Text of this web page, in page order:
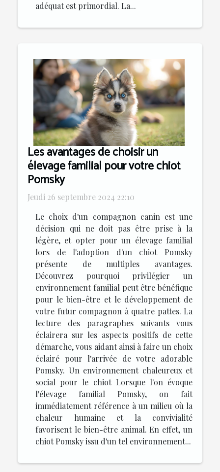
adéquat est primordial. La...
Les avantages de choisir un
élevage familial pour votre chiot
Pomsky
Jeudi 26 septembre 2024 22:10
Le choix d'un compagnon canin est une
décision qui ne doit pas être prise à la
légère, et opter pour un élevage familial
lors de l'adoption d'un chiot Pomsky
présente de multiples avantages.
Découvrez pourquoi privilégier un
environnement familial peut être bénéfique
pour le bien-être et le développement de
votre futur compagnon à quatre pattes. La
lecture des paragraphes suivants vous
éclairera sur les aspects positifs de cette
démarche, vous aidant ainsi à faire un choix
éclairé pour l'arrivée de votre adorable
Pomsky. Un environnement chaleureux et
social pour le chiot Lorsque l'on évoque
l'élevage familial Pomsky, on fait
immédiatement référence à un milieu où la
chaleur humaine et la convivialité
favorisent le bien-être animal. En effet, un
chiot Pomsky issu d'un tel environnement...